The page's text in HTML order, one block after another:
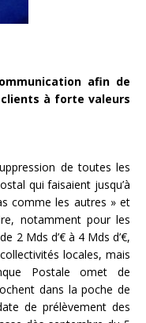
afin de
à forte valeurs
de toutes les
qui faisaient jusqu’à
comme les autres » et
notamment pour les
2 Mds d’€ à 4 Mds d’€,
locales, mais
Postale omet de
dans la poche de
de prélèvement des